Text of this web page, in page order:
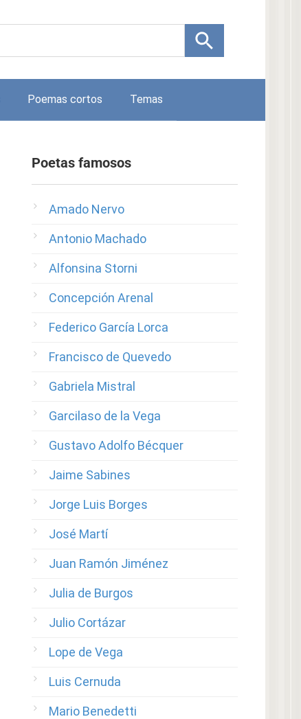
Poemas cortos Temas
Poetas famosos
Amado Nervo
Antonio Machado
Alfonsina Storni
Concepción Arenal
Federico García Lorca
Francisco de Quevedo
Gabriela Mistral
Garcilaso de la Vega
Gustavo Adolfo Bécquer
Jaime Sabines
Jorge Luis Borges
José Martí
Juan Ramón Jiménez
Julia de Burgos
Julio Cortázar
Lope de Vega
Luis Cernuda
Mario Benedetti